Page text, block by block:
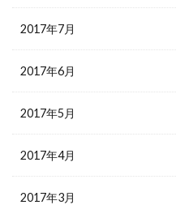
2017年7月
2017年6月
2017年5月
2017年4月
2017年3月